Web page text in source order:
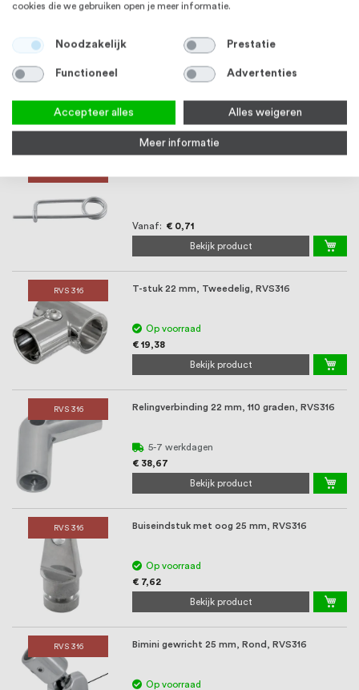
Bekijk product
Relingvoet 25 mm, 45 graden, Rond, RVS316
Bekijk product
Vanaf € 0,71
Bekijk product
RVS 316 T-stuk 22 mm, Tweedelig, RVS316
Op voorraad
€ 19,38
Bekijk product
RVS 316 Relingverbinding 22 mm, 110 graden, RVS316
5-7 werkdagen
€ 38,67
Bekijk product
RVS 316 Buiseindstuk met oog 25 mm, RVS316
Op voorraad
€ 7,62
Bekijk product
RVS 316 Bimini gewricht 25 mm, Rond, RVS316
Op voorraad
cookies die we gebruiken open je meer informatie.
Noodzakelijk Prestatie
Functioneel Advertenties
Accepteer alles Alles weigeren
Meer informatie